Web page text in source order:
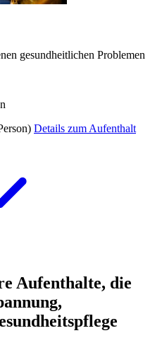
gesundheitlichen Problemen
Details zum Aufenthalt
Aufenthalte, die